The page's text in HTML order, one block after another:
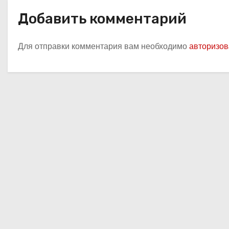
с
м
Добавить комментарий
Для отправки комментария вам необходимо